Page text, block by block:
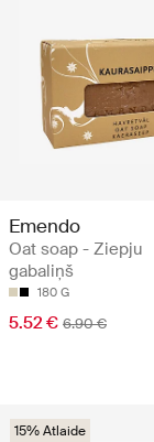
Emendo
Oat soap - Ziepju
gabaliņš
180 G
5.52 € 6.90 €
15% Atlaide